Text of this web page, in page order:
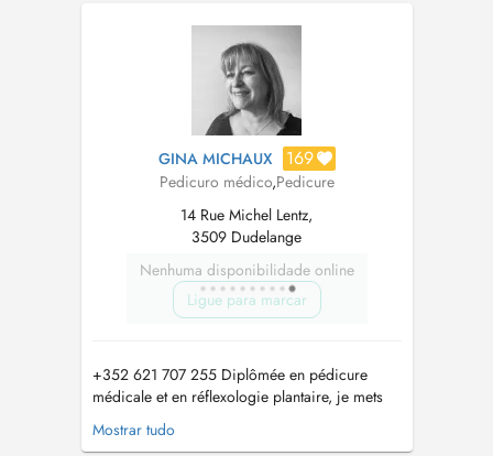
GINA MICHAUX 169
Pedicuro médico,Pedicure
14 Rue Michel Lentz,
3509 Dudelange
Nenhuma disponibilidade online
Ligue para marcar
+352 621 707 255 Diplômée en pédicure
médicale et en réflexologie plantaire, je mets
mes compétences au service de votre bien-être
global. Ancienne aide-soignante, jai à cœur
Mostrar tudo